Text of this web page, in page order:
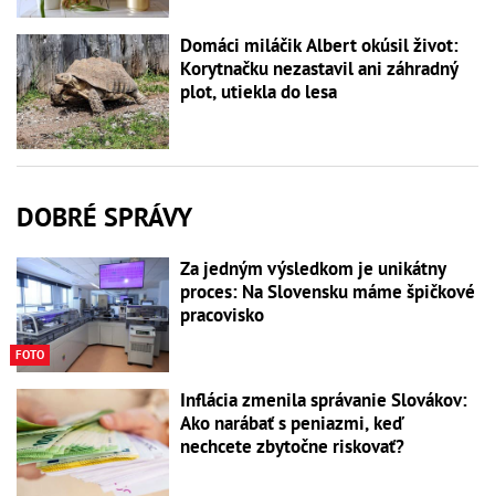
Domáci miláčik Albert okúsil život:
Korytnačku nezastavil ani záhradný
plot, utiekla do lesa
DOBRÉ SPRÁVY
FOTO
Za jedným výsledkom je unikátny
proces: Na Slovensku máme špičkové
pracovisko
Inflácia zmenila správanie Slovákov:
Ako narábať s peniazmi, keď
nechcete zbytočne riskovať?